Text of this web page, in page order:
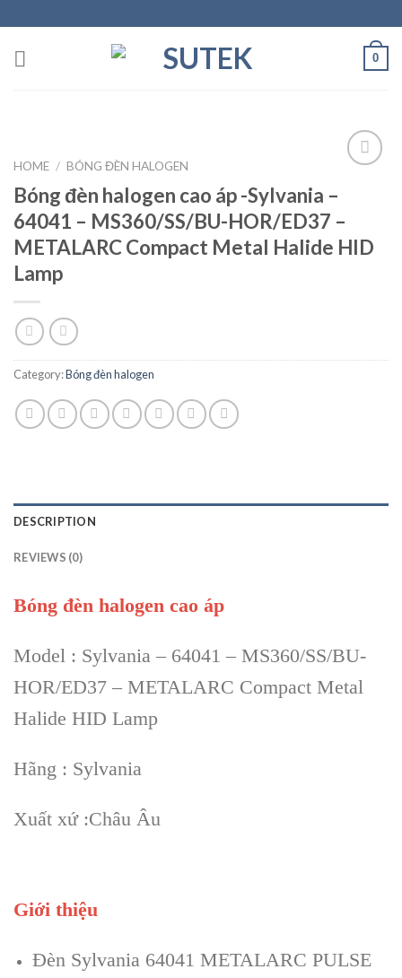
to
content
0
HOME / BÓNG ĐÈN HALOGEN
Bóng đèn halogen cao áp -Sylvania –
64041 – MS360/SS/BU-HOR/ED37 –
METALARC Compact Metal Halide HID
Lamp
Category:Bóng đèn halogen
DESCRIPTION
REVIEWS (0)
Bóng đèn halogen cao áp
Model : Sylvania – 64041 – MS360/SS/BU-
HOR/ED37 – METALARC Compact Metal
Halide HID Lamp
Hãng : Sylvania
Xuất xứ :Châu Âu
Giới thiệu
Đèn Sylvania 64041 METALARC PULSE